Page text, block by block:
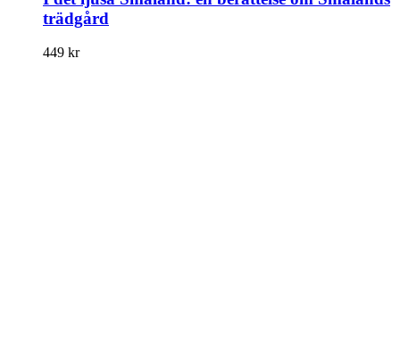
trädgård
449 kr